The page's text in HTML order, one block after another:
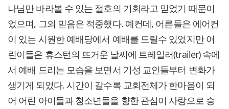
나님만 바라볼 수 있는 절호의 기회라고 믿었기 때문이
었으며, 그의 믿음은 적중했다. 예컨데, 어른들은 에어컨
이 있는 시원한 예배당에서 예배를 드릴수 있었지만 어
린이들은 휴스턴의 뜨거운 날씨에 트레일러(trailer) 속에
서 예배 드리는 모습을 보면서 기성 교인들부터 변화가
생기게 되었다. 시간이 갈수록 교회전체가 한마음이 되
어 어린 아이들과 청소년들을 향한 관심이 사랑으로 승